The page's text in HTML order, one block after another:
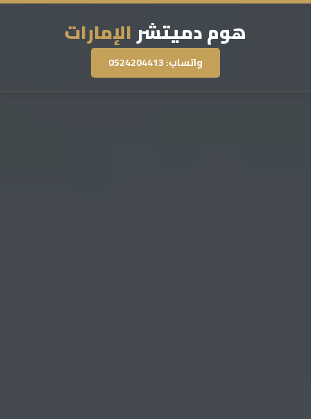
هوم دميتشرالإمارات
واتساب: 0524204413